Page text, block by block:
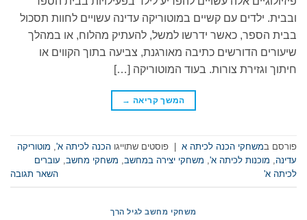
ובבית. ילדים עם קשיים במוטוריקה עדינה עשויים לחוות תסכול
בבית הספר, כאשר ידרשו למשל, להעתיק מהלוח, או במהלך
שיעורים הדורשים כתיבה מאורגנת, צביעה בתוך הקווים או
חיתוך וגזירת צורות. בעוד המוטוריקה […]
המשך קריאה →
פורסם במשחקי הכנה לכיתה א פוסטים שתוייגו הכנה לכיתה א', מוטוריקה
עדינה, מוכנות לכיתה א', משחקי יצירה במחשב, משחקי מחשב, עוברים
לכיתה א'
השאר תגובה
משחקי מחשב לגיל הרך